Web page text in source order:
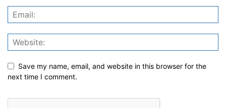
Save my name, email, and website in this browser for the
next time I comment.